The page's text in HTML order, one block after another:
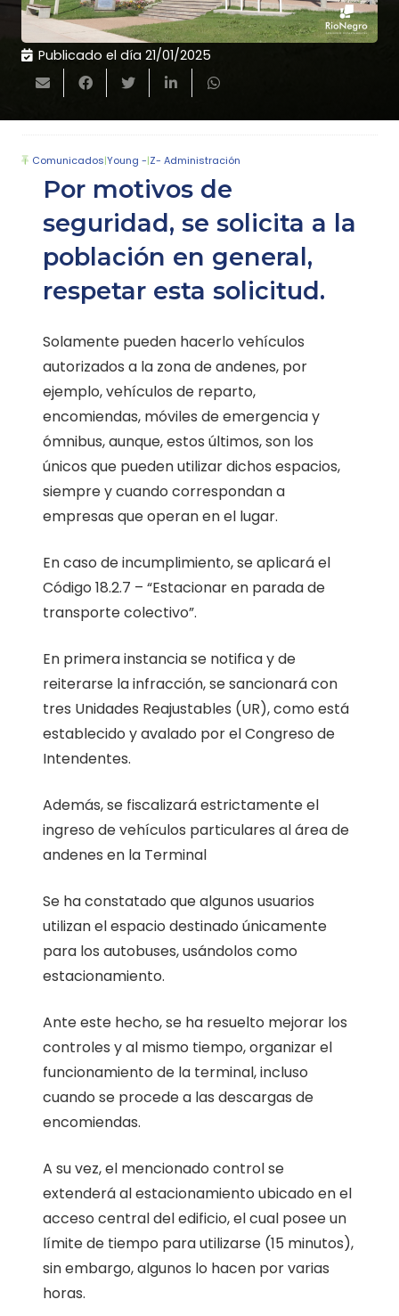
Publicado el día 21/01/2025
Comunicados|Young -|Z- Administración
Por motivos de
seguridad, se solicita a la
población en general,
respetar esta solicitud.
Solamente pueden hacerlo vehículos
autorizados a la zona de andenes, por
ejemplo, vehículos de reparto,
encomiendas, móviles de emergencia y
ómnibus, aunque, estos últimos, son los
únicos que pueden utilizar dichos espacios,
siempre y cuando correspondan a
empresas que operan en el lugar.
En caso de incumplimiento, se aplicará el
Código 18.2.7 – “Estacionar en parada de
transporte colectivo”.
En primera instancia se notifica y de
reiterarse la infracción, se sancionará con
tres Unidades Reajustables (UR), como está
establecido y avalado por el Congreso de
Intendentes.
Además, se fiscalizará estrictamente el
ingreso de vehículos particulares al área de
andenes en la Terminal
Se ha constatado que algunos usuarios
utilizan el espacio destinado únicamente
para los autobuses, usándolos como
estacionamiento.
Ante este hecho, se ha resuelto mejorar los
controles y al mismo tiempo, organizar el
funcionamiento de la terminal, incluso
cuando se procede a las descargas de
encomiendas.
A su vez, el mencionado control se
extenderá al estacionamiento ubicado en el
acceso central del edificio, el cual posee un
límite de tiempo para utilizarse (15 minutos),
sin embargo, algunos lo hacen por varias
horas.